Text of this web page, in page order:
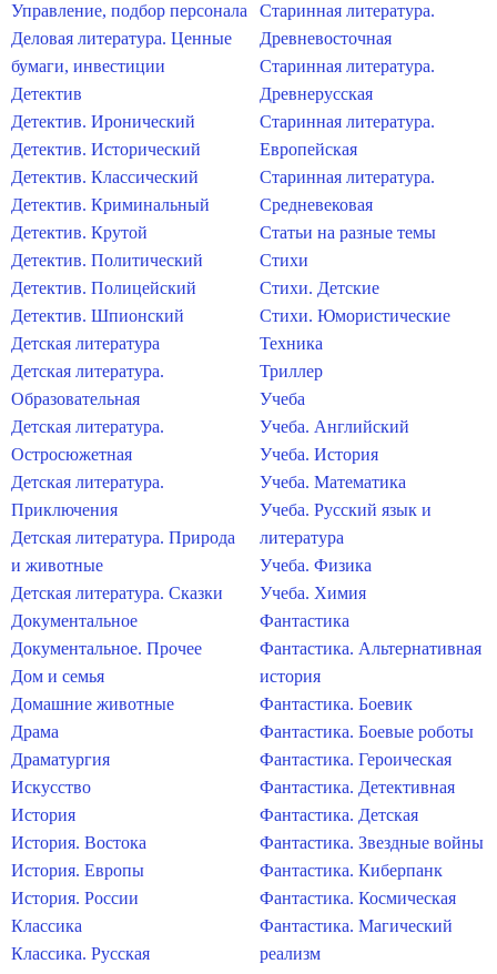
Управление, подбор персонала
Деловая литература. Ценные
бумаги, инвестиции
Детектив
Детектив. Иронический
Детектив. Исторический
Детектив. Классический
Детектив. Криминальный
Детектив. Крутой
Детектив. Политический
Детектив. Полицейский
Детектив. Шпионский
Детская литература
Детская литература.
Образовательная
Детская литература.
Остросюжетная
Детская литература.
Приключения
Детская литература. Природа
и животные
Детская литература. Сказки
Документальное
Документальное. Прочее
Дом и семья
Домашние животные
Драма
Драматургия
Искусство
История
История. Востока
История. Европы
История. России
Классика
Классика. Русская
Старинная литература.
Древневосточная
Старинная литература.
Древнерусская
Старинная литература.
Европейская
Старинная литература.
Средневековая
Статьи на разные темы
Стихи
Стихи. Детские
Стихи. Юмористические
Техника
Триллер
Учеба
Учеба. Английский
Учеба. История
Учеба. Математика
Учеба. Русский язык и
литература
Учеба. Физика
Учеба. Химия
Фантастика
Фантастика. Альтернативная
история
Фантастика. Боевик
Фантастика. Боевые роботы
Фантастика. Героическая
Фантастика. Детективная
Фантастика. Детская
Фантастика. Звездные войны
Фантастика. Киберпанк
Фантастика. Космическая
Фантастика. Магический
реализм